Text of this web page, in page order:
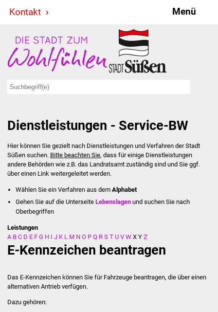
Kontakt Menü
Stadt & Politik
Bürgermeister
Ausschüsse
Ratsinformationssystem
Jugendbeirat
Summerrockfestival
Stadtverwaltung
Dienstleistungen - Service-BW
Hier können Sie gezielt nach Dienstleistungen und Verfahren der Stadt
Süßen suchen. Bitte beachten Sie, dass für einige Dienstleistungen
andere Behörden wie z.B. das Landratsamt zuständig sind und Sie ggf.
über einen Link weitergeleitet werden.
Wählen Sie ein Verfahren aus dem Alphabet
Gehen Sie auf die UnterseiteLebenslagen und suchen Sie nach
Oberbegriffen
Leistungen
A B C D E F G H I J K L M N O P Q R S T U V W X Y Z
E-Kennzeichen beantragen
Das E-Kennzeichen können Sie für Fahrzeuge beantragen, die über einen
alternativen Antrieb verfügen.
Dazu gehören: